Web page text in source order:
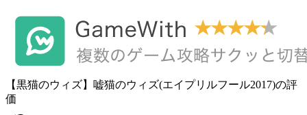
【黒猫のウィズ】嘘猫のウィズ(エイプリルフール2017)の評
価